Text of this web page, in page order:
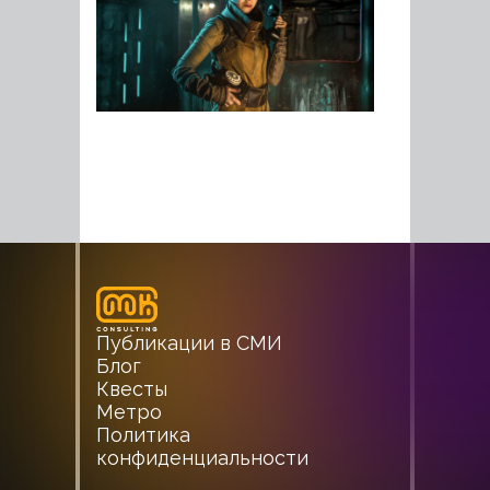
Публикации в СМИ
Блог
Квесты
Метро
Политика
конфиденциальности